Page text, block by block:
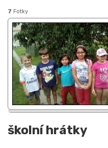
7 Fotky
školní hrátky